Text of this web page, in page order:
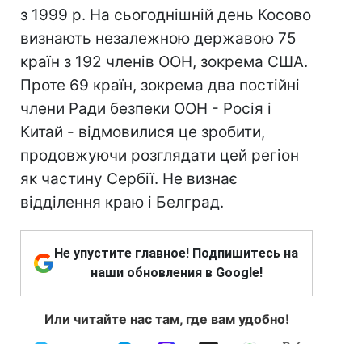
з 1999 р. На сьогоднішній день Косово
визнають незалежною державою 75
країн з 192 членів ООН, зокрема США.
Проте 69 країн, зокрема два постійні
члени Ради безпеки ООН - Росія і
Китай - відмовилися це зробити,
продовжуючи розглядати цей регіон
як частину Сербії. Не визнає
відділення краю і Белград.
Не упустите главное! Подпишитесь на
наши обновления в Google!
Или читайте нас там, где вам удобно!